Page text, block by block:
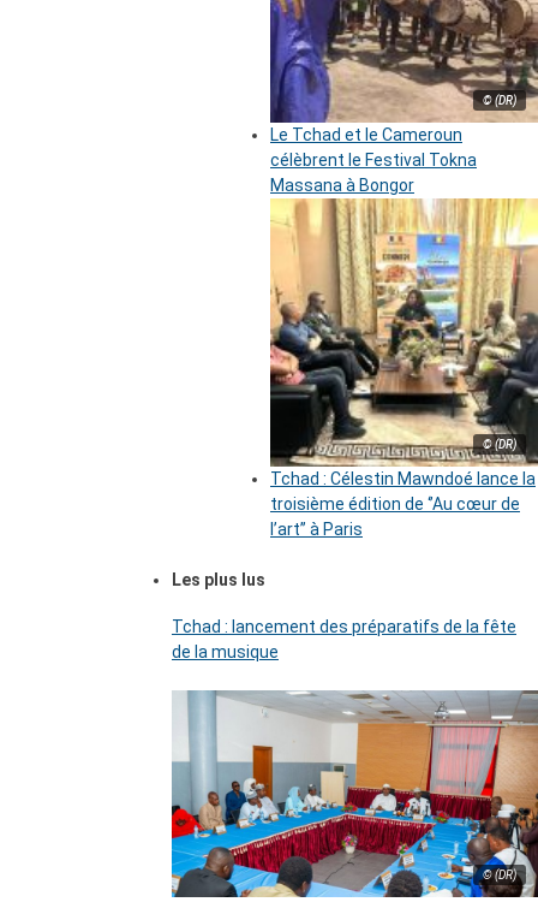
© (DR)
Le Tchad et le Cameroun
célèbrent le Festival Tokna
Massana à Bongor
© (DR)
Tchad : Célestin Mawndoé lance la
troisième édition de ‘’Au cœur de
l’art’’ à Paris
Les plus lus
Tchad : lancement des préparatifs de la fête
de la musique
© (DR)